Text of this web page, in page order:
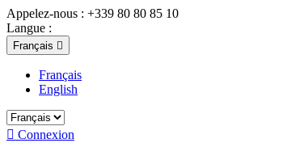
Appelez-nous : +339 80 80 85 10
Langue :
Français 
Français
English
 Connexion